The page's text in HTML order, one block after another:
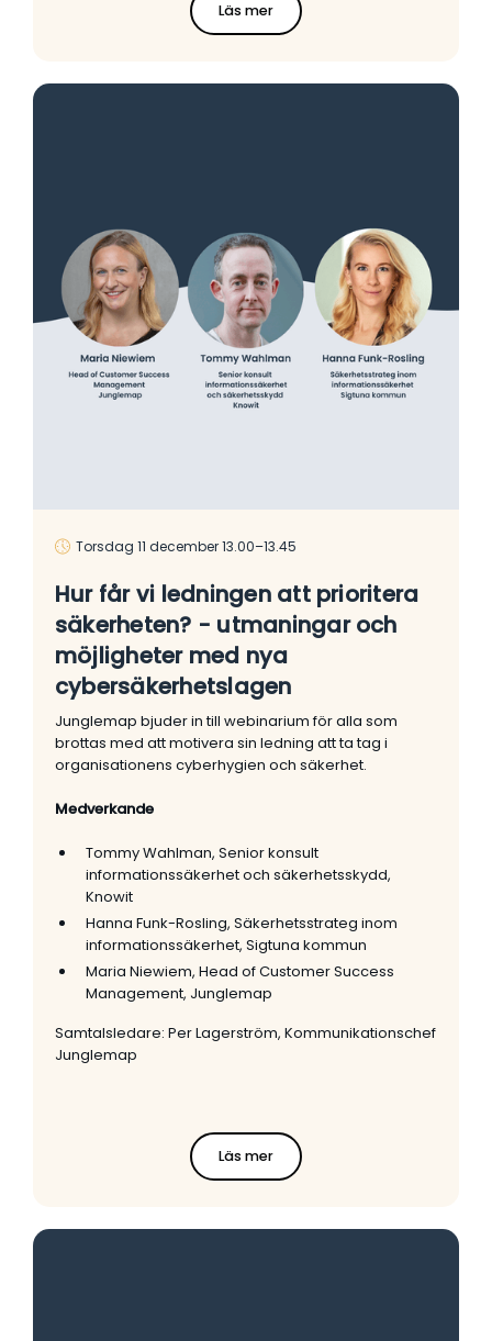
Läs mer
Torsdag 11 december 13.00–13.45
Hur får vi ledningen att prioritera
säkerheten? - utmaningar och
möjligheter med nya
cybersäkerhetslagen
Junglemap bjuder in till webinarium för alla som
brottas med att motivera sin ledning att ta tag i
organisationens cyberhygien och säkerhet.
Medverkande
Tommy Wahlman, Senior konsult
informationssäkerhet och säkerhetsskydd,
Knowit
Hanna Funk-Rosling, Säkerhetsstrateg inom
informationssäkerhet, Sigtuna kommun
Maria Niewiem, Head of Customer Success
Management, Junglemap
Samtalsledare: Per Lagerström, Kommunikationschef
Junglemap
Läs mer